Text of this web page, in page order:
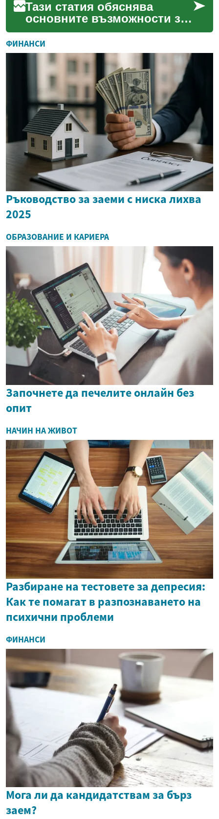
Тази статия обяснява
основните възможности за
финансиране и държавни
програми, които могат да
подпомогнат покриването...
ФИНАНСИ
Ръководство за заеми с ниска лихва
2025
ОБРАЗОВАНИЕ И КАРИЕРА
Започнете да печелите онлайн без
опит
НАЧИН НА ЖИВОТ
Разбиране на тестовете за депресия:
Как те помагат в разпознаването на
психични проблеми
ФИНАНСИ
Мога ли да кандидатствам за бърз
заем?